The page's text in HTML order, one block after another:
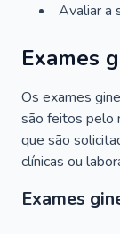
Avaliar a
Exames
Os exames
são feitos pelo
que são
clínicas ou
Exames